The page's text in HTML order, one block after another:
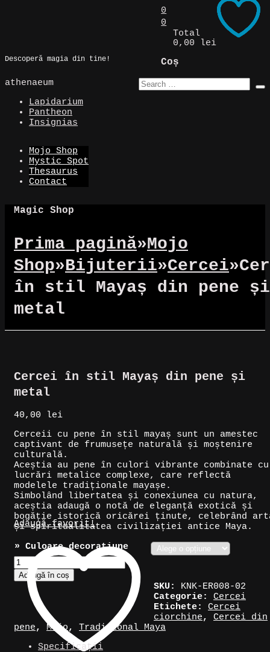
Descoperă magia din tine!
0
0
Total
0,00 lei
Coș
athenaeum
Lapidarium
Pantheon
Insignias
Mojo Shop
Mystic Spot
Thesaurus
Contact
Magic Shop
Prima pagină»Mojo
Shop»Bijuterii»Cercei»
în stil Mayaș din pene și
metal
Cercei în stil Mayaș din pene și
metal
40,00
lei
Cerceii cu pene în stil mayaș sunt un amestec
captivant de frumusețe naturală și moștenire
culturală.
Aceștia au pene în culori vibrante combinate cu
lucrări metalice complexe, care reflectă
modelele tradiționale mayașe.
Simbolând libertatea și conexiunea cu natura,
aceștia adaugă o notă de eleganță exotică și
bogăție istorică oricărei ținute, celebrând
și spiritualitatea civilizației antice Maya.
» Culoare decorațiune
Cantitate
Cercei
în
stil
Mayaș
și
metal
Adaugă în coș
Adaugă favorit!
SKU: KNK-ER008-02
Categorie: Cercei
Etichete: Cercei
ciorchine, Cercei din
pene, Mojo, Tradițional Maya
Specificații